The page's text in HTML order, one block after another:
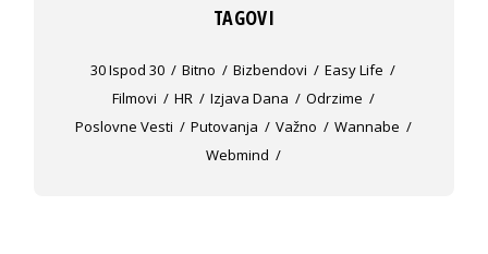
TAGOVI
30 Ispod 30 Bitno Bizbendovi
Easy Life
Filmovi
HR Izjava Dana
Odrzime
Poslovne Vesti
Putovanja Važno
Wannabe
Webmind